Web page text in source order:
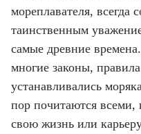
мореплавателя, всегда
таинственным
самые древние
многие законы,
устанавливались
пор почитаются всеми,
свою жизнь или